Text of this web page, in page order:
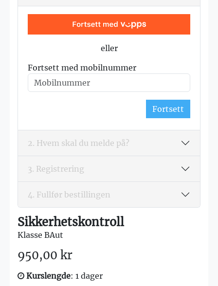
eller
Fortsett med mobilnummer
Fortsett
2. Hvem skal du melde på?
3. Registrering
4. Fullfør bestillingen
Sikkerhetskontroll
Klasse BAut
950,00 kr
Kurslengde: 1 dager